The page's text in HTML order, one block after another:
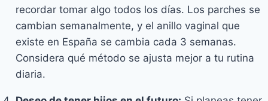
recordar tomar algo todos los días. Los parches se
cambian semanalmente, y el anillo vaginal que
existe en España se cambia cada 3 semanas.
Considera qué método se ajusta mejor a tu rutina
diaria.